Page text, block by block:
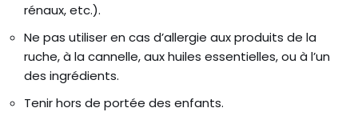
rénaux, etc.).
Ne pas utiliser en cas d’allergie aux produits de la
ruche, à la cannelle, aux huiles essentielles, ou à l’un
des ingrédients.
Tenir hors de portée des enfants.